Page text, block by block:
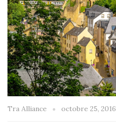
Tra Alliance octobre 25, 2016